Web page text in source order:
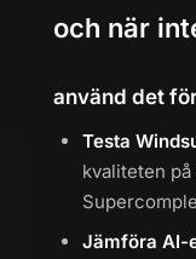
och när
använd det
Testa
kvaliteten
Jämföra AI-